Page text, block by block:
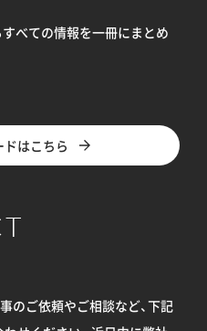
べての情報を一冊にまとめ
はこちら
のご依頼やご相談など、下記